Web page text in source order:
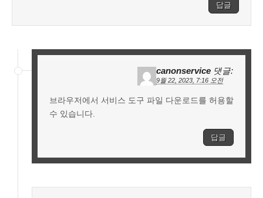
답글
canonservice 댓글:
9월 22, 2023, 7:16 오전
브라우저에서 서비스 도구 파일 다운로드를 허용할
수 있습니다.
답글